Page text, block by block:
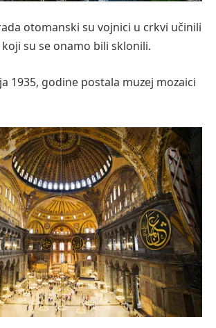
otomanski su vojnici u crkvi učinili
su se onamo bili sklonili.
1935, godine postala muzej mozaici